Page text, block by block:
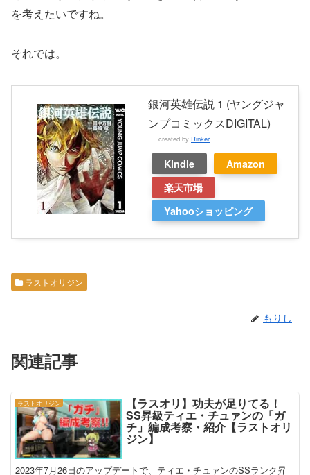
を考えたいですね。
それでは。
銀河英雄伝説 1 (ヤングジャ
ンプコミックスDIGITAL)
created by Rinker
Kindle
Amazon
楽天市場
Yahooショッピング
ラストオリジン
もりし
関連記事
ラストオリジン 【ラスオリ】功夫が足りてる！
SS昇級ティエ・チュァンの「ガ
チ」編成考察・紹介【ラストオリ
ジン】
2023年7月26日のアップデートで、ティエ・チュァンのSSランク昇